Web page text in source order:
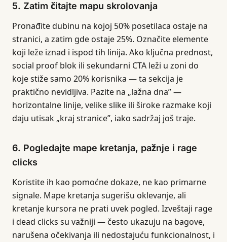
5. Zatim čitajte mapu skrolovanja
Pronađite dubinu na kojoj 50% posetilaca ostaje na
stranici, a zatim gde ostaje 25%. Označite elemente
koji leže iznad i ispod tih linija. Ako ključna prednost,
social proof blok ili sekundarni CTA leži u zoni do
koje stiže samo 20% korisnika — ta sekcija je
praktično nevidljiva. Pazite na „lažna dna” —
horizontalne linije, velike slike ili široke razmake koji
daju utisak „kraj stranice”, iako sadržaj još traje.
6. Pogledajte mape kretanja, pažnje i rage
clicks
Koristite ih kao pomoćne dokaze, ne kao primarne
signale. Mape kretanja sugerišu oklevanje, ali
kretanje kursora ne prati uvek pogled. Izveštaji rage
i dead clicks su važniji — često ukazuju na bagove,
narušena očekivanja ili nedostajuću funkcionalnost, i